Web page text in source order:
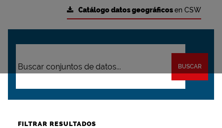
Catálogo datos geográficosen CSW
BUSCAR
FILTRAR RESULTADOS